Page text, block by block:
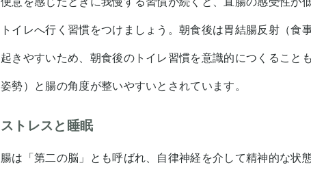
トイレへ行く習慣をつけましょう。朝食後は胃結腸反射（
起きやすいため、朝食後のトイレ習慣を意識的につくること
姿勢）と腸の角度が整いやすいとされています。
ストレスと睡眠
腸は「第二の脳」とも呼ばれ、自律神経を介して精神的な状